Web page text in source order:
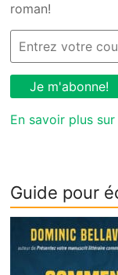
roman!
En savoir plus
Guide pour